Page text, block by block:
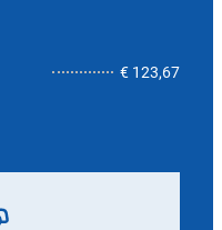
€ 123,675,7